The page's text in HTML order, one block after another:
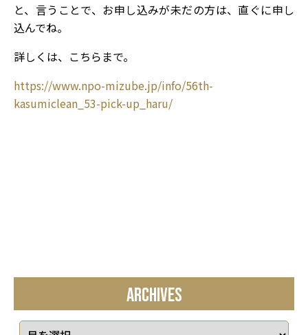
と、言うことで、お申し込みが未だの方は、直ぐに申し
込んでね。
詳しくは、こちらまで。
https://www.npo-mizube.jp/info/56th-
kasumiclean_53-pick-up_haru/
ARCHIVES